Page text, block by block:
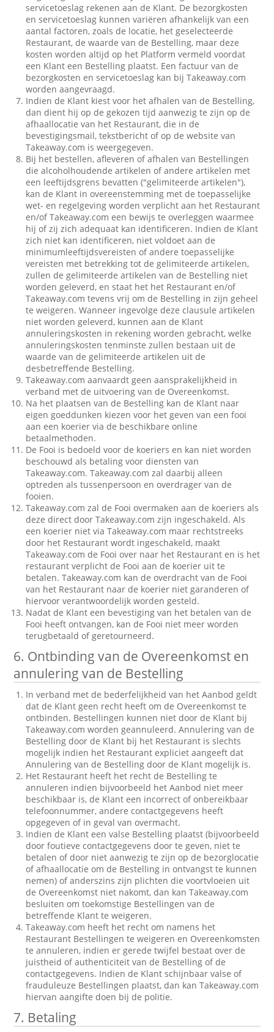
servicetoeslag rekenen aan de Klant. De bezorgkosten
en servicetoeslag kunnen variëren afhankelijk van een
aantal factoren, zoals de locatie, het geselecteerde
Restaurant, de waarde van de Bestelling, maar deze
kosten worden altijd op het Platform vermeld voordat
een Klant een Bestelling plaatst. Een factuur van de
bezorgkosten en servicetoeslag kan bij Takeaway.com
worden aangevraagd.
Indien de Klant kiest voor het afhalen van de Bestelling,
dan dient hij op de gekozen tijd aanwezig te zijn op de
afhaallocatie van het Restaurant, die in de
bevestigingsmail, tekstbericht of op de website van
Takeaway.com is weergegeven.
Bij het bestellen, afleveren of afhalen van Bestellingen
die alcoholhoudende artikelen of andere artikelen met
een leeftijdsgrens bevatten ("gelimiteerde artikelen"),
kan de Klant in overeenstemming met de toepasselijke
wet- en regelgeving worden verplicht aan het Restaurant
en/of Takeaway.com een bewijs te overleggen waarmee
hij of zij zich adequaat kan identificeren. Indien de Klant
zich niet kan identificeren, niet voldoet aan de
minimumleeftijdsvereisten of andere toepasselijke
vereisten met betrekking tot de gelimiteerde artikelen,
zullen de gelimiteerde artikelen van de Bestelling niet
worden geleverd, en staat het het Restaurant en/of
Takeaway.com tevens vrij om de Bestelling in zijn geheel
te weigeren. Wanneer ingevolge deze clausule artikelen
niet worden geleverd, kunnen aan de Klant
annuleringskosten in rekening worden gebracht, welke
annuleringskosten tenminste zullen bestaan uit de
waarde van de gelimiteerde artikelen uit de
desbetreffende Bestelling.
Takeaway.com aanvaardt geen aansprakelijkheid in
verband met de uitvoering van de Overeenkomst.
Na het plaatsen van de Bestelling kan de Klant naar
eigen goeddunken kiezen voor het geven van een fooi
aan een koerier via de beschikbare online
betaalmethoden.
De Fooi is bedoeld voor de koeriers en kan niet worden
beschouwd als betaling voor diensten van
Takeaway.com. Takeaway.com zal daarbij alleen
optreden als tussenpersoon en overdrager van de
fooien.
Takeaway.com zal de Fooi overmaken aan de koeriers als
deze direct door Takeaway.com zijn ingeschakeld. Als
een koerier niet via Takeaway.com maar rechtstreeks
door het Restaurant wordt ingeschakeld, maakt
Takeaway.com de Fooi over naar het Restaurant en is het
restaurant verplicht de Fooi aan de koerier uit te
betalen. Takeaway.com kan de overdracht van de Fooi
van het Restaurant naar de koerier niet garanderen of
hiervoor verantwoordelijk worden gesteld.
Nadat de Klant een bevestiging van het betalen van de
Fooi heeft ontvangen, kan de Fooi niet meer worden
terugbetaald of geretourneerd.
6. Ontbinding van de Overeenkomst en
annulering van de Bestelling
In verband met de bederfelijkheid van het Aanbod geldt
dat de Klant geen recht heeft om de Overeenkomst te
ontbinden. Bestellingen kunnen niet door de Klant bij
Takeaway.com worden geannuleerd. Annulering van de
Bestelling door de Klant bij het Restaurant is slechts
mogelijk indien het Restaurant expliciet aangeeft dat
Annulering van de Bestelling door de Klant mogelijk is.
Het Restaurant heeft het recht de Bestelling te
annuleren indien bijvoorbeeld het Aanbod niet meer
beschikbaar is, de Klant een incorrect of onbereikbaar
telefoonnummer, andere contactgegevens heeft
opgegeven of in geval van overmacht.
Indien de Klant een valse Bestelling plaatst (bijvoorbeeld
door foutieve contactgegevens door te geven, niet te
betalen of door niet aanwezig te zijn op de bezorglocatie
of afhaallocatie om de Bestelling in ontvangst te kunnen
nemen) of anderszins zijn plichten die voortvloeien uit
de Overeenkomst niet nakomt, dan kan Takeaway.com
besluiten om toekomstige Bestellingen van de
betreffende Klant te weigeren.
Takeaway.com heeft het recht om namens het
Restaurant Bestellingen te weigeren en Overeenkomsten
te annuleren, indien er gerede twijfel bestaat over de
juistheid of authenticiteit van de Bestelling of de
contactgegevens. Indien de Klant schijnbaar valse of
frauduleuze Bestellingen plaatst, dan kan Takeaway.com
hiervan aangifte doen bij de politie.
7. Betaling